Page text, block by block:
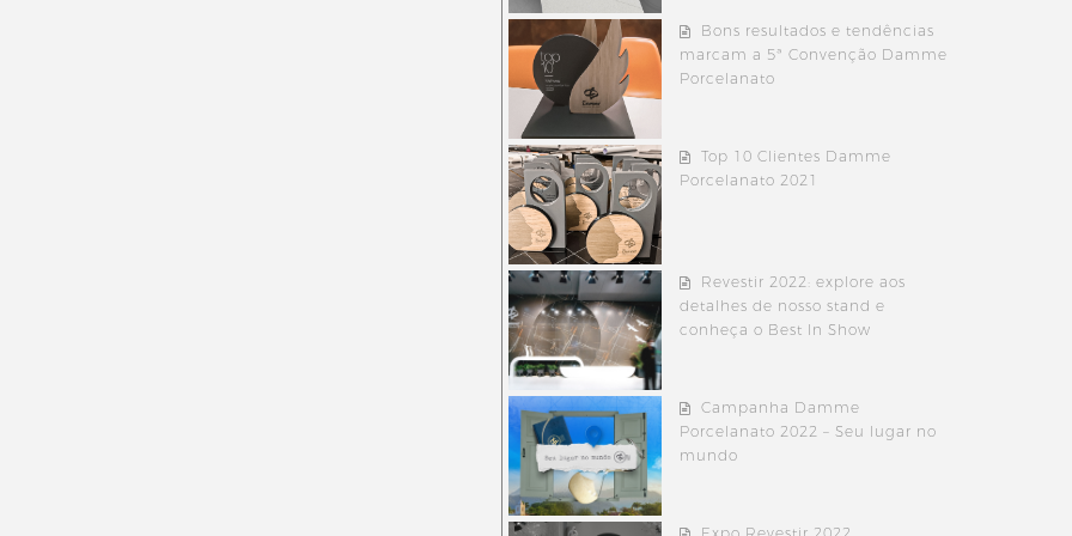
Bons resultados e tendências
marcam a 5ª Convenção Damme
Porcelanato
Top 10 Clientes Damme
Porcelanato 2021
Revestir 2022: explore aos
detalhes de nosso stand e
conheça o Best In Show
Campanha Damme
Porcelanato 2022 – Seu lugar no
mundo